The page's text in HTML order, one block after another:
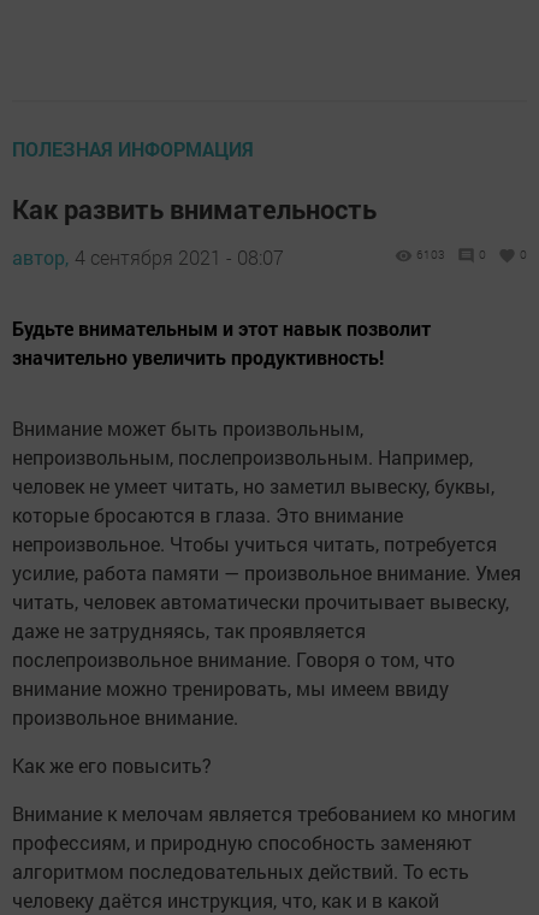
ПОЛЕЗНАЯ ИНФОРМАЦИЯ
​​Как развить внимательность
автор, 4 сентября 2021 - 08:07 6103 0 0
Будьте внимательным и этот навык позволит
значительно увеличить продуктивность!
Внимание может быть произвольным,
непроизвольным, послепроизвольным. Например,
человек не умеет читать, но заметил вывеску, буквы,
которые бросаются в глаза. Это внимание
непроизвольное. Чтобы учиться читать, потребуется
усилие, работа памяти — произвольное внимание. Умея
читать, человек автоматически прочитывает вывеску,
даже не затрудняясь, так проявляется
послепроизвольное внимание. Говоря о том, что
внимание можно тренировать, мы имеем ввиду
произвольное внимание.
Как же его повысить?
Внимание к мелочам является требованием ко многим
профессиям, и природную способность заменяют
алгоритмом последовательных действий. То есть
человеку даётся инструкция, что, как и в какой